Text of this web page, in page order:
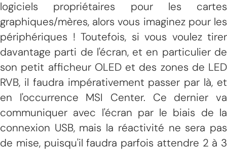
logiciels propriétaires pour les cartes
graphiques/mères, alors vous imaginez pour les
périphériques ! Toutefois, si vous voulez tirer
davantage parti de l'écran, et en particulier de
son petit afficheur OLED et des zones de LED
RVB, il faudra impérativement passer par là, et
en l'occurrence MSI Center. Ce dernier va
communiquer avec l'écran par le biais de la
connexion USB, mais la réactivité ne sera pas
de mise, puisqu'il faudra parfois attendre 2 à 3